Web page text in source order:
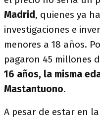
Madrid, quienes ya
investigaciones e
menores a 18 años.
pagaron 45 millones
16 años, la misma
Mastantuono.
A pesar de estar en